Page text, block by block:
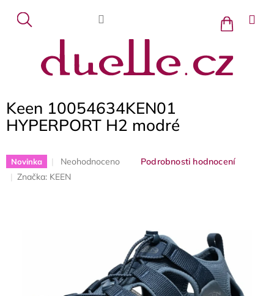
obsah
Nákupní
košík
Keen 10054634KEN01
HYPERPORT H2 modré
Novinka
Průměrné
produktu
Neohodnoceno
Podrobnosti hodnocení
Značka: KEEN